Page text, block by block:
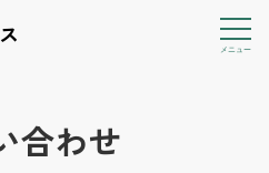
合わせ